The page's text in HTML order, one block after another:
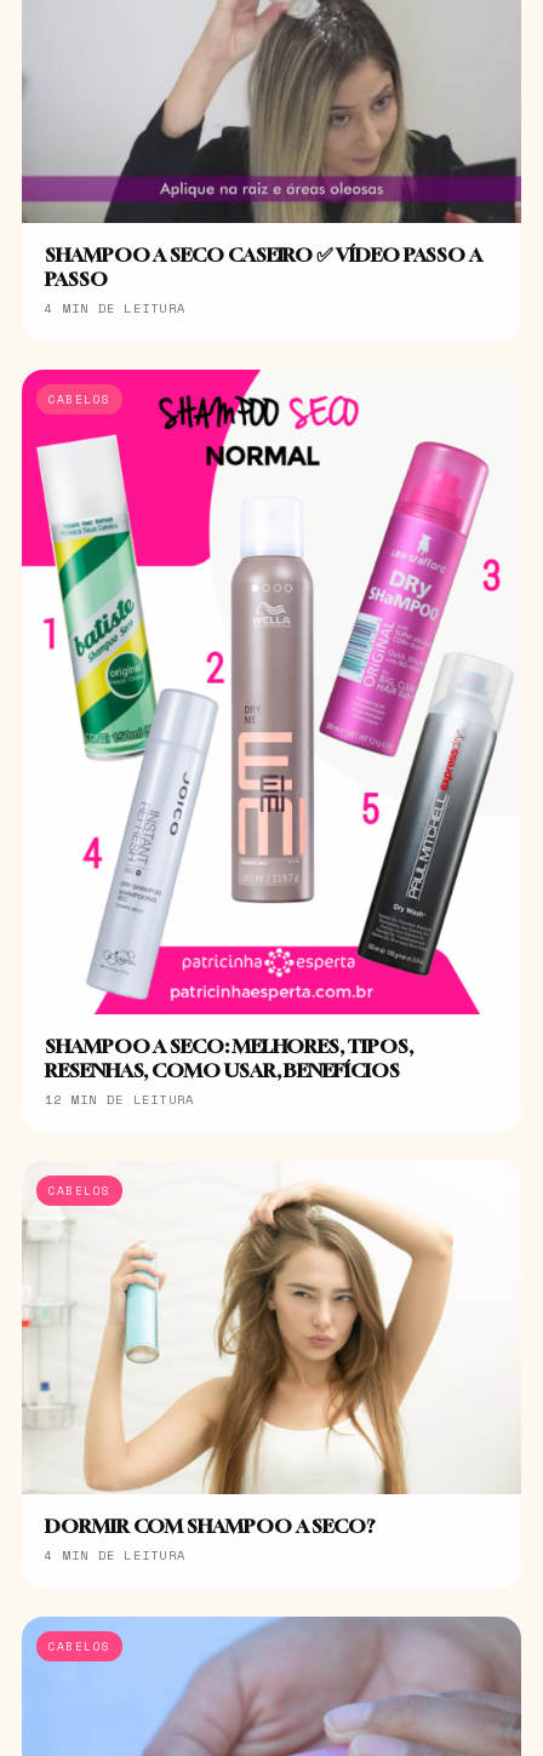
SHAMPOO A SECO CASEIRO ✅ VÍDEO PASSO A
PASSO
4 MIN DE LEITURA
CABELOS
SHAMPOO A SECO: MELHORES, TIPOS,
RESENHAS, COMO USAR, BENEFÍCIOS
12 MIN DE LEITURA
CABELOS
DORMIR COM SHAMPOO A SECO?
4 MIN DE LEITURA
CABELOS